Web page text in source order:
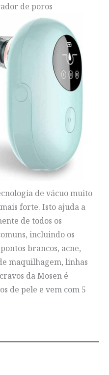
de poros
de vácuo muito
forte. Isto ajuda a
de todos os
incluindo os
brancos, acne,
maquilhagem, linhas
da Mosen é
de pele e vem com 5